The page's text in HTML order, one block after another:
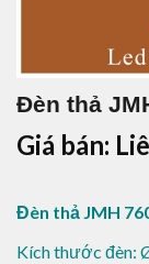
Đèn thả
Giá bán:
Đèn thả JMH
Kích thước đèn: